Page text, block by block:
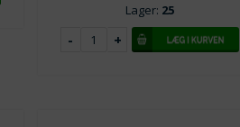
Lager: 25